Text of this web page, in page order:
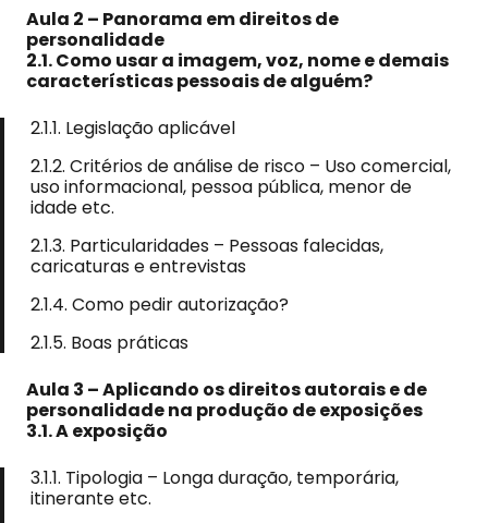
Aula 2 – Panorama em direitos de
personalidade
2.1. Como usar a imagem, voz, nome e demais
características pessoais de alguém?
2.1.1. Legislação aplicável
2.1.2. Critérios de análise de risco – Uso comercial,
uso informacional, pessoa pública, menor de
idade etc.
2.1.3. Particularidades – Pessoas falecidas,
caricaturas e entrevistas
2.1.4. Como pedir autorização?
2.1.5. Boas práticas
Aula 3 – Aplicando os direitos autorais e de
personalidade na produção de exposições
3.1. A exposição
3.1.1. Tipologia – Longa duração, temporária,
itinerante etc.